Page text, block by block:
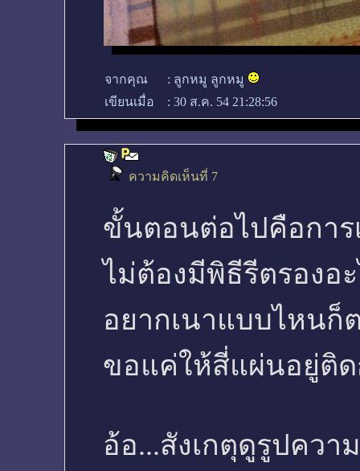
จากคุณ : ลูกหมู ลูกหมู
เขียนเมื่อ
: 30 ส.ค. 54 21:28:56
ความคิดเห็นที่ 7
ขั้นตอนต่อไปคือการ
ไม่ต้องมีพิธีรีตรองอะ
อยากเนาแบบไหนก็
ขอแค่ให้สี่แผ่นอยู่ติ
อ้อ...สังเกตุดูรูปคว